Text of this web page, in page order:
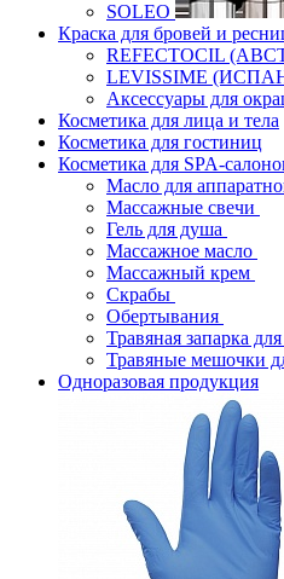
SOLEO
Краска для бровей и
REFECTOCIL
LEVISSIME
Аксессуары для
Косметика для лица и тела
Косметика для гостиниц
Косметика для SPA-
Масло для
Массажные свечи
Гель для душа
Массажное масло
Массажный крем
Скрабы
Обертывания
Травяная запарка
Травяные мешочки
Одноразовая продукция